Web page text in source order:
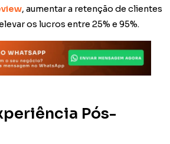
, aumentar a retenção de clientes
os lucros entre 25% e 95%.
Pós-